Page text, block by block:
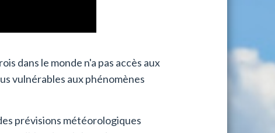
dans le monde n'a pas accès aux
vulnérables aux phénomènes
prévisions météorologiques